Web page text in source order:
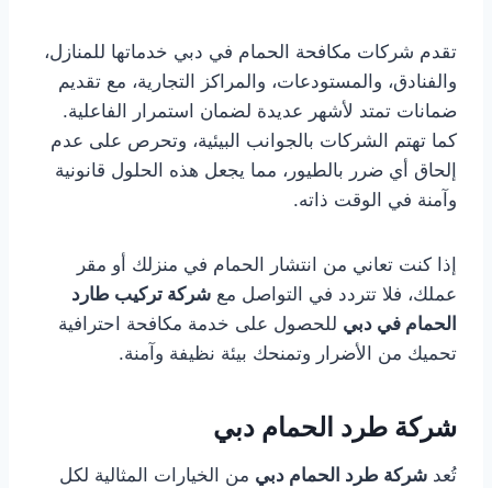
تقدم شركات مكافحة الحمام في دبي خدماتها للمنازل،
والفنادق، والمستودعات، والمراكز التجارية، مع تقديم
ضمانات تمتد لأشهر عديدة لضمان استمرار الفاعلية.
كما تهتم الشركات بالجوانب البيئية، وتحرص على عدم
إلحاق أي ضرر بالطيور، مما يجعل هذه الحلول قانونية
وآمنة في الوقت ذاته.
إذا كنت تعاني من انتشار الحمام في منزلك أو مقر
عملك، فلا تتردد في التواصل مع شركة تركيب طارد
الحمام في دبي للحصول على خدمة مكافحة احترافية
تحميك من الأضرار وتمنحك بيئة نظيفة وآمنة.
شركة طرد الحمام دبي
تُعد شركة طرد الحمام دبي من الخيارات المثالية لكل